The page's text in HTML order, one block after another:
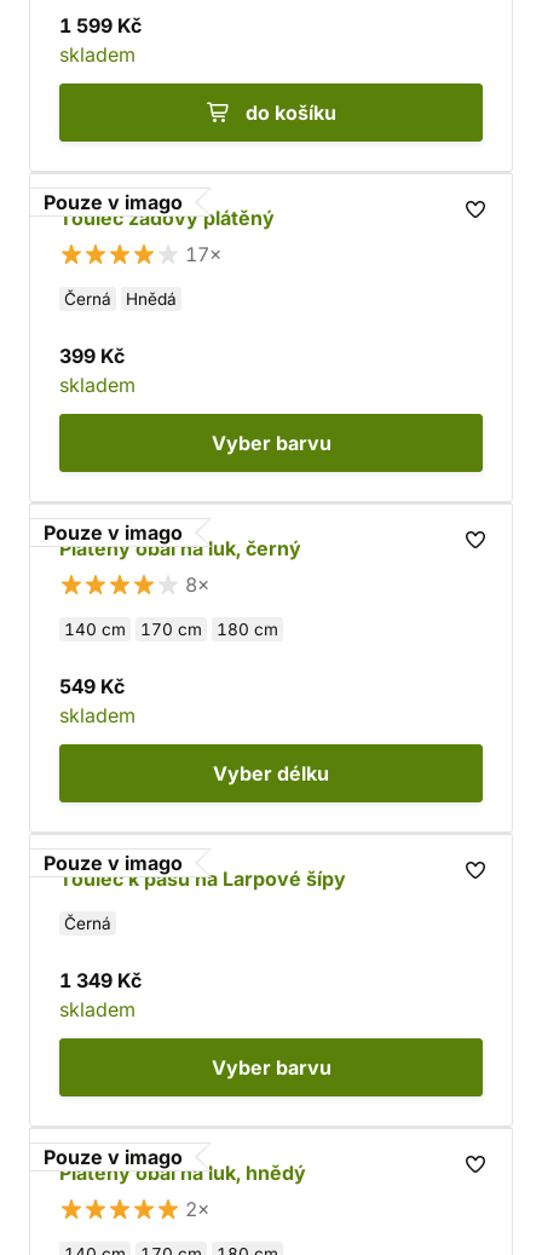
1 599 Kč
skladem
do košíku
Pouze v imago
Toulec zádový plátěný
17×
Černá Hnědá
399 Kč
skladem
Vyber barvu
Pouze v imago
Plátěný obal na luk, černý
8×
140 cm 170 cm 180 cm
549 Kč
skladem
Vyber délku
Pouze v imago
Toulec k pasu na Larpové šípy
Černá
1 349 Kč
skladem
Vyber barvu
Pouze v imago
Plátěný obal na luk, hnědý
2×